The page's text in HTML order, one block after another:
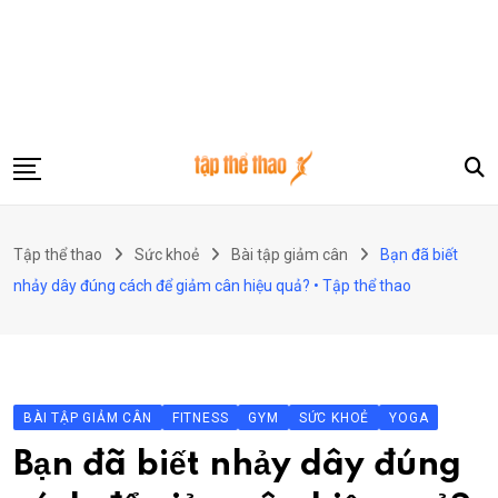
Công nghệ
Phong cách sống
Sức khoẻ
Tập thể thao Sức khoẻ Bài tập giảm cân
Bạn đã biết
nhảy dây đúng cách để giảm cân hiệu quả? • Tập thể thao
BÀI TẬP GIẢM CÂN FITNESS GYM SỨC KHOẺ YOGA
Bạn đã biết nhảy dây đúng